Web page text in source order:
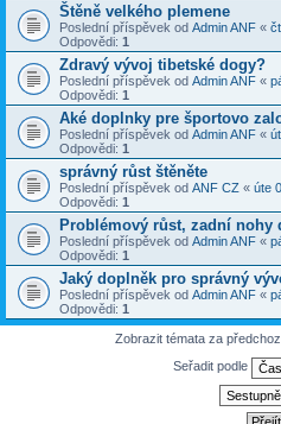
Štěně velkého plemene
Poslední příspěvek od Admin ANF «
Odpovědi: 1
Zdravý vývoj tibetské dogy?
Poslední příspěvek od Admin ANF «
Odpovědi: 1
Aké doplnky pre športovo
Poslední příspěvek od Admin ANF «
Odpovědi: 1
správný růst štěněte
Poslední příspěvek od ANF CZ « úte
Odpovědi: 1
Problémový růst, zadní nohy
Poslední příspěvek od Admin ANF «
Odpovědi: 1
Jaký doplněk pro správný
Poslední příspěvek od Admin ANF «
Odpovědi: 1
Zobrazit témata za
Seřadit podle